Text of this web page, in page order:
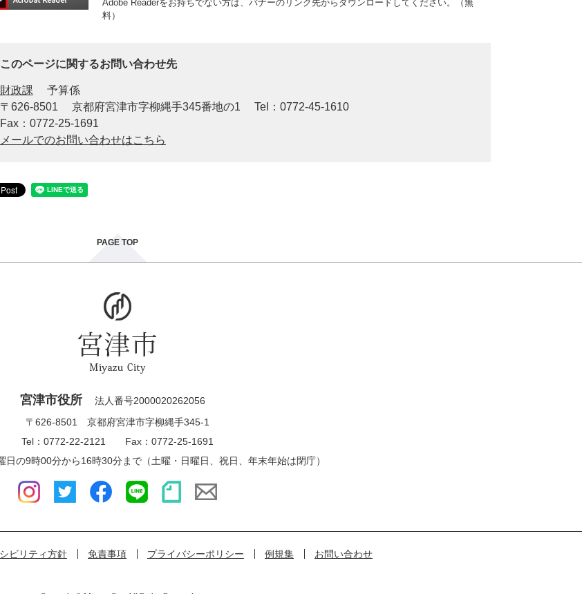
Adobe Readerをお持ちでない方は、バナーのリンク先からダウンロードしてください。（無
料）
このページに関するお問い合わせ先
財政課
予算係
〒626-8501
京都府宮津市字柳縄手345番地の1
Tel：0772-45-1610
Fax：0772-25-1691
メールでのお問い合わせはこちら
PAGE TOP
ビリティ方針 免責事項 プライバシーポリシー 例規集 お問い合わせ
宮津市役所
法人番号2000020262056
〒626-8501 京都府宮津市字柳縄手345-1
Tel：0772-22-2121 Fax：0772-25-1691
日の9時00分から16時30分まで（土曜・日曜日、祝日、年末年始は閉庁）